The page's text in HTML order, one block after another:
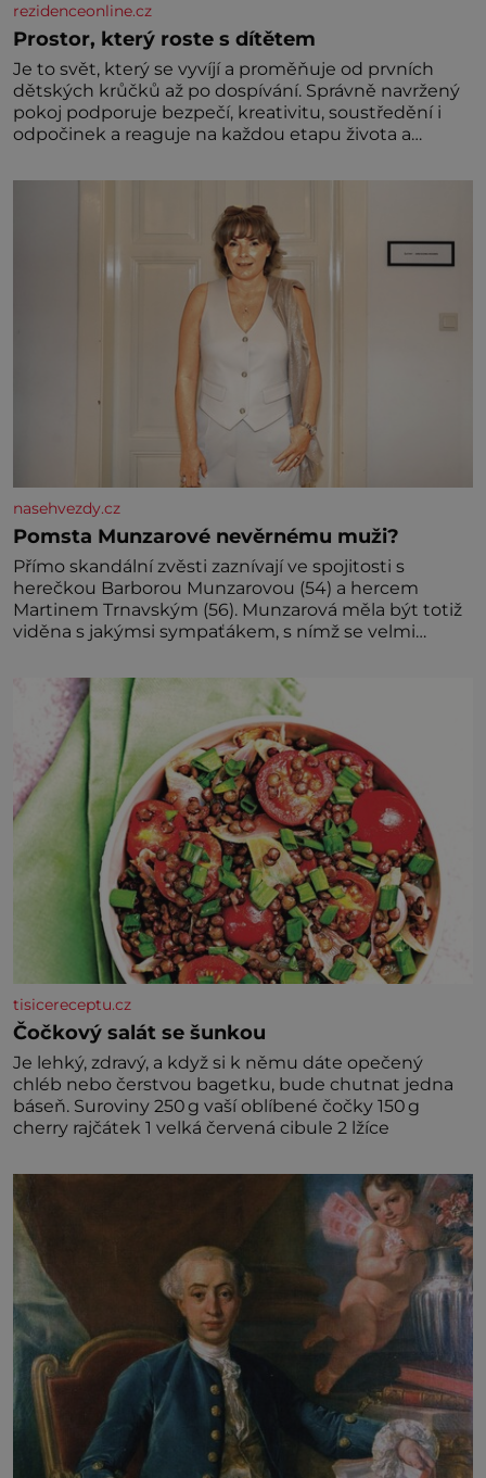
rezidenceonline.cz
Prostor, který roste s dítětem
Je to svět, který se vyvíjí a proměňuje od prvních
dětských krůčků až po dospívání. Správně navržený
pokoj podporuje bezpečí, kreativitu, soustředění i
odpočinek a reaguje na každou etapu života a
jednoduchost, měkkost a bezpečí, proto by pokoj
nasehvezdy.cz
Pomsta Munzarové nevěrnému muži?
Přímo skandální zvěsti zaznívají ve spojitosti s
herečkou Barborou Munzarovou (54) a hercem
Martinem Trnavským (56). Munzarová měla být totiž
viděna s jakýmsi sympaťákem, s nímž se velmi
tisicereceptu.cz
Čočkový salát se šunkou
Je lehký, zdravý, a když si k němu dáte opečený
chléb nebo čerstvou bagetku, bude chutnat jedna
báseň. Suroviny 250 g vaší oblíbené čočky 150 g
cherry rajčátek 1 velká červená cibule 2 lžíce